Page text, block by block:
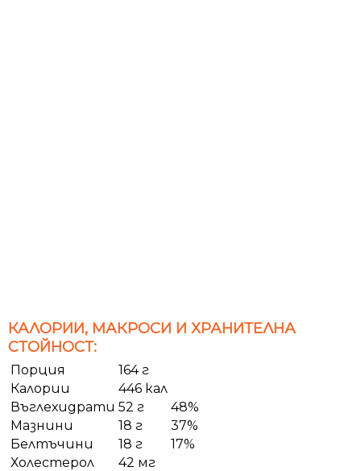
КАЛОРИИ, МАКРОСИ И ХРАНИТЕЛНА
СТОЙНОСТ:
Порция
164 г
Калории
446 кал
Въглехидрати 52 г
48%
Мазнини
18 г
37%
Белтъчини
18 г
17%
Холестерол
42 мг